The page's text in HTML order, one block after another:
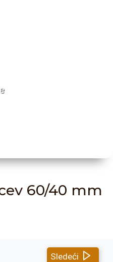
60/40 mm
Sledeći